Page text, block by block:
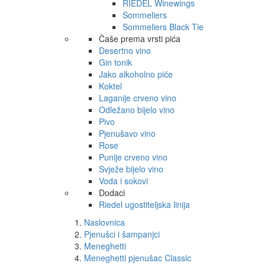
RIEDEL Winewings
Sommeliers
Sommeliers Black Tie
Čaše prema vrsti pića
Desertno vino
Gin tonik
Jako alkoholno piće
Koktel
Laganije crveno vino
Odležano bijelo vino
Pivo
Pjenušavo vino
Rose
Punije crveno vino
Svježe bijelo vino
Voda i sokovi
Dodaci
Riedel ugostiteljska linija
Naslovnica
Pjenušci i šampanjci
Meneghetti
Meneghetti pjenušac Classic